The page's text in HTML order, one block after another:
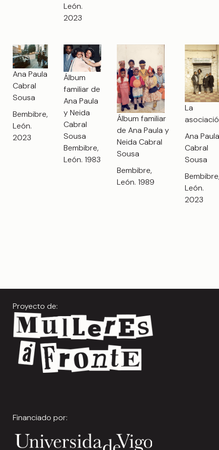
León.
2023
Ana Paula
Cabral
Sousa
Bembibre,
León.
2023
Álbum
familiar de
Ana Paula
y Neida
Cabral
Sousa
Bembibre,
León. 1983
Álbum familiar
de Ana Paula y
Neida Cabral
Sousa
Bembibre,
León. 1989
La
Ana Paula
Cabral
Sousa
León.
2023
Proyecto de:
Financiado por: